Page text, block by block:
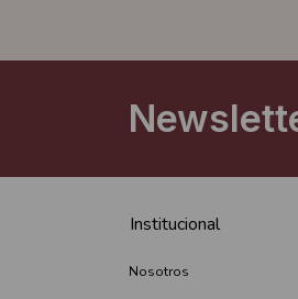
Institucional
Nosotros